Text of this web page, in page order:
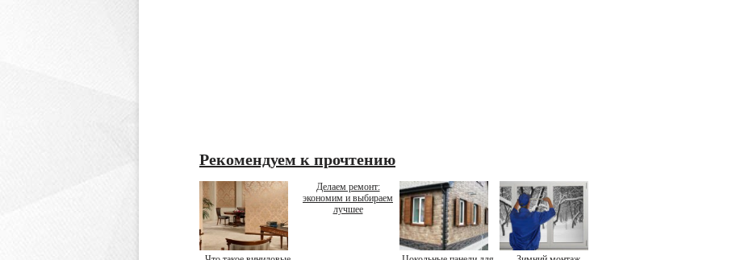
Рекомендуем к прочтению
Делаем ремонт:
экономим и выбираем
лучшее